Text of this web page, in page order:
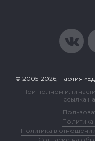
© 2005-2026, Партия
При полном или
ссылка
Политика в